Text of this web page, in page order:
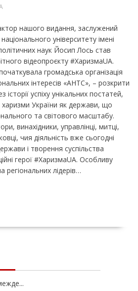
нашого видання, заслужений
університету імені
наук Йосип Лось став
відеопроєкту #ХаризмаUA.
громадська організація
інтересів «АНТС», – розкрити
історії успіху унікальних постатей,
харизми України як держави, що
та світового масштабу.
винахідники, управлінці, митці,
чия діяльність вже сьогодні
і творення суспільства
герої #ХаризмаUA. Особливу
регіональних лідерів…